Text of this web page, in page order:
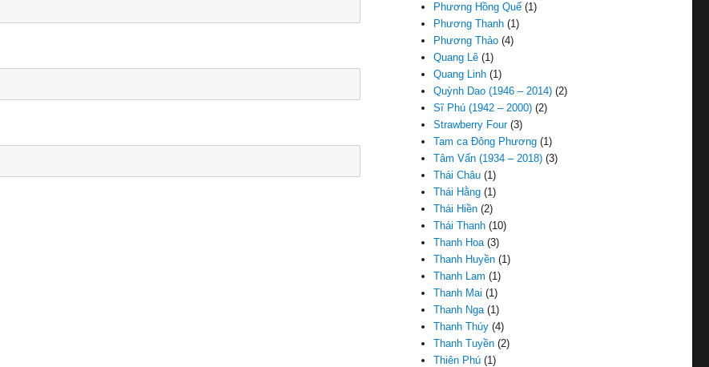
Phương Hồng Quế (1)
Phương Thanh (1)
Phương Thảo (4)
Quang Lê (1)
Quang Linh (1)
Quỳnh Dao (1946 – 2014) (2)
Sĩ Phú (1942 – 2000) (2)
Strawberry Four(3)
Tam ca Đông Phương (1)
Tâm Vấn (1934 – 2018) (3)
Thái Châu (1)
Thái Hằng (1)
Thái Hiền (2)
Thái Thanh (10)
Thanh Hoa(3)
Thanh Huyền (1)
Thanh Lam (1)
Thanh Mai (1)
Thanh Nga(1)
Thanh Thúy (4)
Thanh Tuyền (2)
Thiên Phú (1)